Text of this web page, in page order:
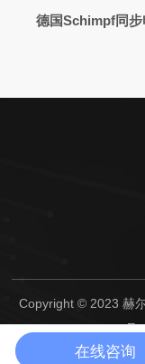
德国Schimpf同步
Copyright © 2023 赫
号
在线咨询